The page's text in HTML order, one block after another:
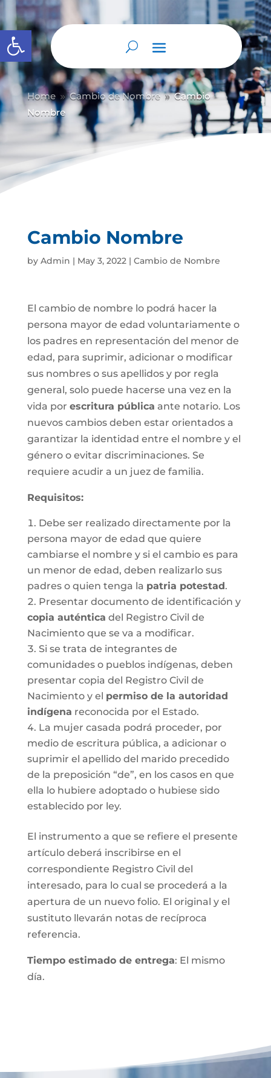
Abrir barra de herramientas
Home 9 Cambio de Nombre 9 Cambio
Nombre
Cambio Nombre
by Admin | May 3, 2022| Cambio de Nombre
El cambio de nombre lo podrá hacer la
persona mayor de edad voluntariamente o
los padres en representación del menor de
edad, para suprimir, adicionar o modificar
sus nombres o sus apellidos y por regla
general, solo puede hacerse una vez en la
vida por escritura pública ante notario. Los
nuevos cambios deben estar orientados a
garantizar la identidad entre el nombre y el
género o evitar discriminaciones. Se
requiere acudir a un juez de familia.
Requisitos:
Debe ser realizado directamente por la
persona mayor de edad que quiere
cambiarse el nombre y si el cambio es para
un menor de edad, deben realizarlo sus
padres o quien tenga la patria potestad.
Presentar documento de identificación y
copia auténtica del Registro Civil de
Nacimiento que se va a modificar.
Si se trata de integrantes de
comunidades o pueblos indígenas, deben
presentar copia del Registro Civil de
Nacimiento y el permiso de la autoridad
indígena reconocida por el Estado.
La mujer casada podrá proceder, por
medio de escritura pública, a adicionar o
suprimir el apellido del marido precedido
de la preposición “de”, en los casos en que
ella lo hubiere adoptado o hubiese sido
establecido por ley.
El instrumento a que se refiere el presente
artículo deberá inscribirse en el
correspondiente Registro Civil del
interesado, para lo cual se procederá a la
apertura de un nuevo folio. El original y el
sustituto llevarán notas de recíproca
referencia.
Tiempo estimado de entrega: El mismo
día.